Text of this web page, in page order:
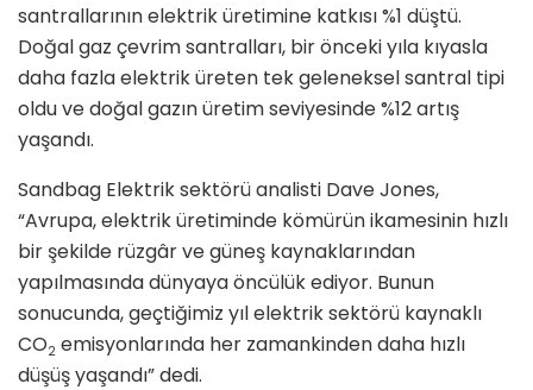
santrallarının elektrik üretimine katkısı %1 düştü.
Doğal gaz çevrim santralları, bir önceki yıla kıyasla
daha fazla elektrik üreten tek geleneksel santral tipi
oldu ve doğal gazın üretim seviyesinde %12 artış
yaşandı.
Sandbag Elektrik sektörü analisti Dave Jones,
“Avrupa, elektrik üretiminde kömürün ikamesinin hızlı
bir şekilde rüzgâr ve güneş kaynaklarından
yapılmasında dünyaya öncülük ediyor. Bunun
sonucunda, geçtiğimiz yıl elektrik sektörü kaynaklı
CO2 emisyonlarında her zamankinden daha hızlı
düşüş yaşandı” dedi.